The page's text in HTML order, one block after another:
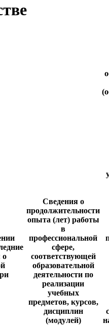
о
Сведения о
продолжительности
опыта (лет) работы
в
профессиональной
сфере,
соответствующей
образовательной
деятельности по
реализации
учебных
предметов, курсов,
дисциплин
(модулей)